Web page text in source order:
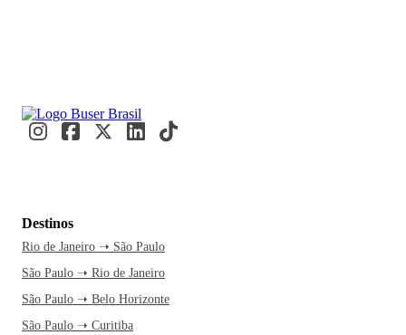
Destinos
Rio de Janeiro ➝ São Paulo
São Paulo ➝ Rio de Janeiro
São Paulo ➝ Belo Horizonte
São Paulo ➝ Curitiba